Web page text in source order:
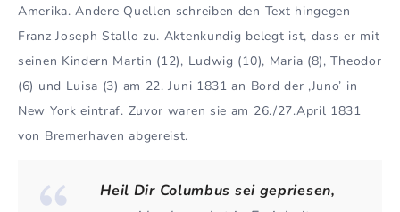
Amerika. Andere Quellen schreiben den Text hingegen
Franz Joseph Stallo zu. Aktenkundig belegt ist, dass er mit
seinen Kindern Martin (12), Ludwig (10), Maria (8), Theodor
(6) und Luisa (3) am 22. Juni 1831 an Bord der ‚Juno’ in
New York eintraf. Zuvor waren sie am 26./27.April 1831
von Bremerhaven abgereist.
Heil Dir Columbus sei gepriesen,